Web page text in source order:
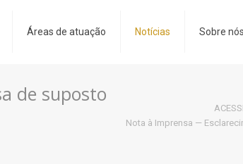
Áreas de atuação Notícias Sobre nós
de suposto
Nota à Imprensa —